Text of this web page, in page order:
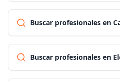
Buscar profesionales en
Buscar profesionales en